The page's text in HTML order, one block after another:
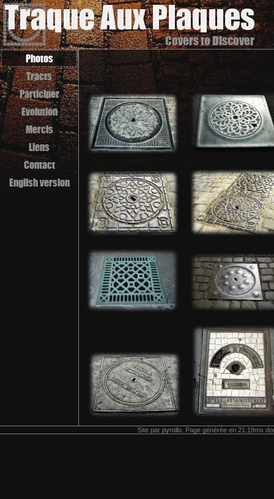
Covers to Discover
Photos
Tracts
Participer
Evolution
Mercis
Liens
Contact
English version
Site par pyrollo . Page générée en 21.19ms